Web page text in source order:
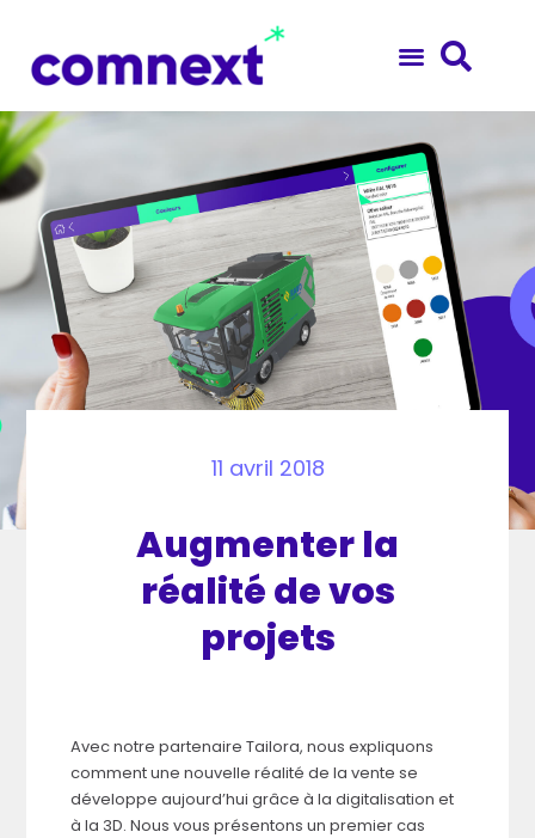
11 avril 2018
Augmenter la
réalité de vos
projets
Avec notre partenaire Tailora, nous expliquons
comment une nouvelle réalité de la vente se
développe aujourd’hui grâce à la digitalisation et
à la 3D. Nous vous présentons un premier cas